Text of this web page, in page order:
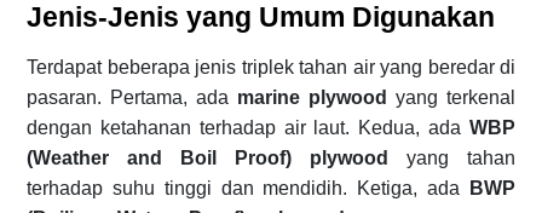
Jenis-Jenis yang Umum Digunakan
Terdapat beberapa jenis triplek tahan air yang beredar di
pasaran. Pertama, ada marine plywood yang terkenal
dengan ketahanan terhadap air laut. Kedua, ada WBP
(Weather and Boil Proof) plywood
yang tahan
terhadap suhu tinggi dan mendidih. Ketiga, ada
BWP